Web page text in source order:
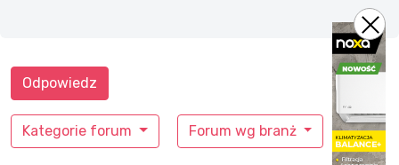
Kategorie forum Forum wg branż
Odpowiedz